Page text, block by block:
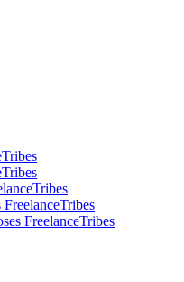
FreelanceTribes